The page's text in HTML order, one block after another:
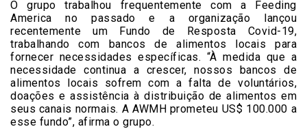
O grupo trabalhou frequentemente com a Feeding
America no passado e a organização lançou
recentemente um Fundo de Resposta Covid-19,
trabalhando com bancos de alimentos locais para
fornecer necessidades específicas. “À medida que a
necessidade continua a crescer, nossos bancos de
alimentos locais sofrem com a falta de voluntários,
doações e assistência à distribuição de alimentos em
seus canais normais. A AWMH prometeu US$ 100.000 a
esse fundo”, afirma o grupo.